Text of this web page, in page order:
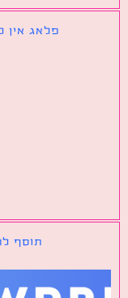
פלאג אין
תוסף להוספה